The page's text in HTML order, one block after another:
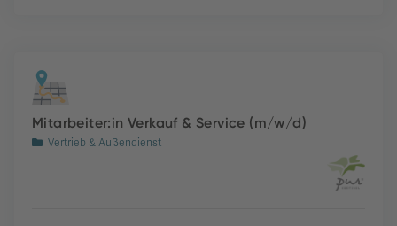
Mitarbeiter:in Verkauf & Service (m/w/d)
Vertrieb & Außendienst